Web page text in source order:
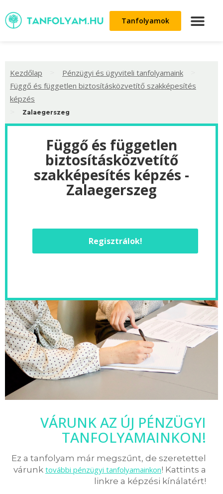
Tanfolyamok
Kezdőlap Pénzügyi és ügyviteli tanfolyamaink
Függő és független biztosításközvetítő szakképesítés
képzés
Zalaegerszeg
Függő és független
biztosításközvetítő
szakképesítés képzés -
Zalaegerszeg
Regisztrálok!
VÁRUNK AZ ÚJ PÉNZÜGYI
TANFOLYAMAINKON!
Ez a tanfolyam már megszűnt, de szeretettel
várunk további pénzügyi tanfolyamainkon! Kattints a
linkre a képzési kínálatért!